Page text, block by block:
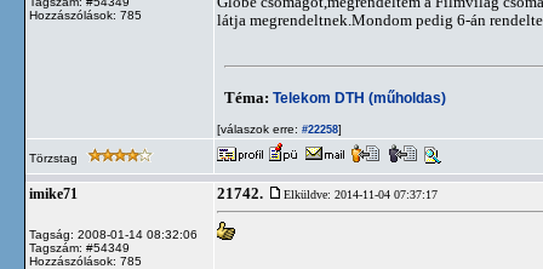
Hozzászólások: 785
látja megrendeltnek.Mondom pedig 6-án
Téma: Telekom DTH (műholdas)
[válaszok erre: #22258]
Törzstag
imike71
Tagság: 2008-01-14 08:32:06
Tagszám: #54349
Hozzászólások: 785
21742. Elküldve: 2014-11-04 07:37:17